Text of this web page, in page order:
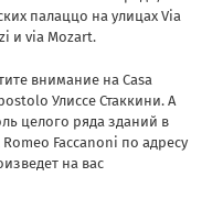
палаццо на улицах Via
и via Mozart.
внимание на Casa
Улиссе Стаккини. А
целого ряда зданий в
Faccanoni по адресу
на вас